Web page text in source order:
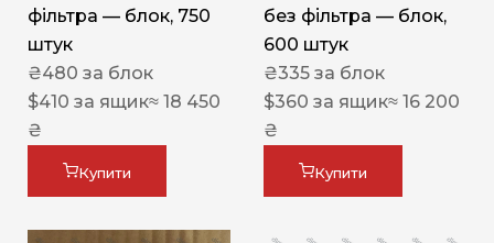
фільтра — блок, 750
штук
₴480 за блок
$410 за ящик≈ 18 450
₴
Купити
без фільтра — блок,
600 штук
₴335 за блок
$360 за ящик≈ 16 200
₴
Купити